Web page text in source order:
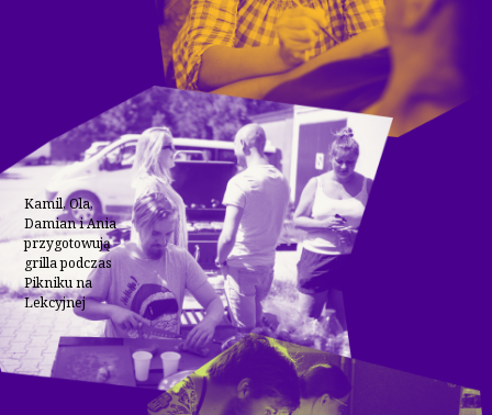
Kamil, Ola,
Damian i Ania
przygotowują
grilla podczas
Pikniku na
Lekcyjnej